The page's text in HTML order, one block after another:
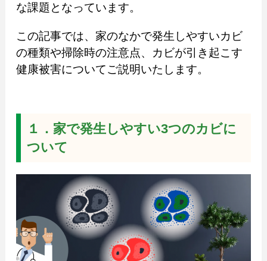
な課題となっています。
この記事では、家のなかで発生しやすいカビ
の種類や掃除時の注意点、カビが引き起こす
健康被害についてご説明いたします。
１．家で発生しやすい3つのカビに
ついて